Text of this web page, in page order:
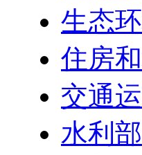
生态
住房
交通
水利部